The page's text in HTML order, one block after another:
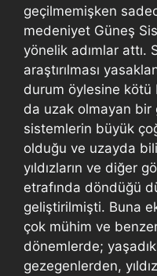
geçilmemişken
medeniyet Güneş
yönelik adımlar attı.
araştırılması
durum öylesine
da uzak olmayan
sistemlerin büyük
olduğu ve uzayda
yıldızların ve diğer
etrafında döndüğü
geliştirilmişti. Buna
çok mühim ve
dönemlerde;
gezegenlerden,